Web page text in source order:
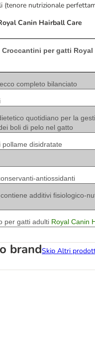
nutrizionale
Canin Hairball Care
Croccantini per gatti Royal
completo bilanciato
quotidiano per la
boli di pelo nel gatto
pollame disidratate
antiossidanti
additivi fisiologico-
per gatti adulti Royal Canin
brandSkip Altri